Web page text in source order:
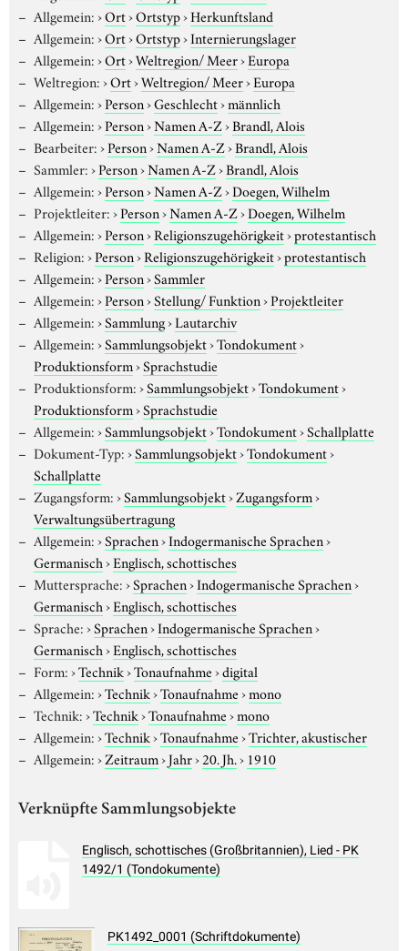
Allgemein:›Ort›Ortstyp›Herkunftsland
Allgemein:›Ort›Ortstyp›Internierungslager
Allgemein:›Ort›Weltregion/ Meer›Europa
Weltregion:›Ort›Weltregion/ Meer›Europa
Allgemein:›Person›Geschlecht›männlich
Allgemein:›Person›Namen A-Z›Brandl, Alois
Bearbeiter:›Person›Namen A-Z›Brandl, Alois
Sammler:›Person›Namen A-Z›Brandl, Alois
Allgemein:›Person›Namen A-Z›Doegen, Wilhelm
Projektleiter:›Person›Namen A-Z›Doegen, Wilhelm
Allgemein:›Person›Religionszugehörigkeit›protestantisch
Religion:›Person›Religionszugehörigkeit›protestantisch
Allgemein:›Person›Sammler
Allgemein:›Person›Stellung/ Funktion›Projektleiter
Allgemein:›Sammlung›Lautarchiv
Allgemein:›Sammlungsobjekt›Tondokument›
Produktionsform›Sprachstudie
Produktionsform:›Sammlungsobjekt›Tondokument›
Produktionsform›Sprachstudie
Allgemein:›Sammlungsobjekt›Tondokument›Schallplatte
Dokument-Typ:›Sammlungsobjekt›Tondokument›
Schallplatte
Zugangsform:›Sammlungsobjekt›Zugangsform›
Verwaltungsübertragung
Allgemein:›Sprachen›Indogermanische Sprachen›
Germanisch›Englisch, schottisches
Muttersprache:›Sprachen›Indogermanische Sprachen›
Germanisch›Englisch, schottisches
Sprache:›Sprachen›Indogermanische Sprachen›
Germanisch›Englisch, schottisches
Form:›Technik›Tonaufnahme›digital
Allgemein:›Technik›Tonaufnahme›mono
Technik:›Technik›Tonaufnahme›mono
Allgemein:›Technik›Tonaufnahme›Trichter, akustischer
Allgemein:›Zeitraum›Jahr›20. Jh.› 1910
Verknüpfte Sammlungsobjekte
Englisch, schottisches (Großbritannien), Lied - PK
1492/1 (Tondokumente)
PK1492_0001 (Schriftdokumente)